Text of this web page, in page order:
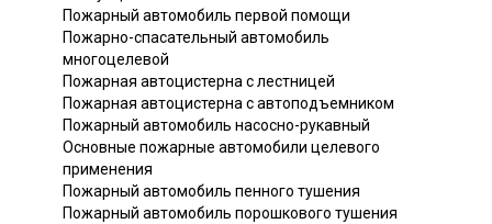
Пожарный автомобиль первой помощи
Пожарно-спасательный автомобиль
многоцелевой
Пожарная автоцистерна с лестницей
Пожарная автоцистерна с автоподъемником
Пожарный автомобиль насосно-рукавный
Основные пожарные автомобили целевого
применения
Пожарный автомобиль пенного тушения
Пожарный автомобиль порошкового тушения